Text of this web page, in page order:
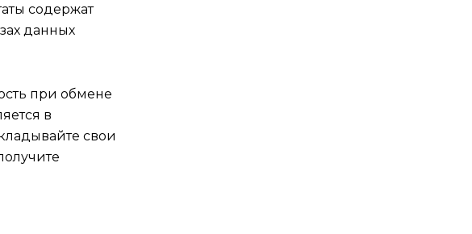
содержат
данных
при обмене
в
свои